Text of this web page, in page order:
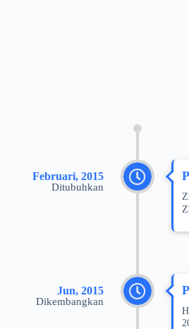
Februari, 2015
Ditubuhkan
Jun, 2015
Dikembangkan